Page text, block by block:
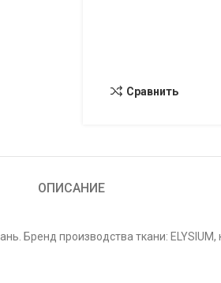
Сравнить
ОПИСАНИЕ
Бренд производства ткани: